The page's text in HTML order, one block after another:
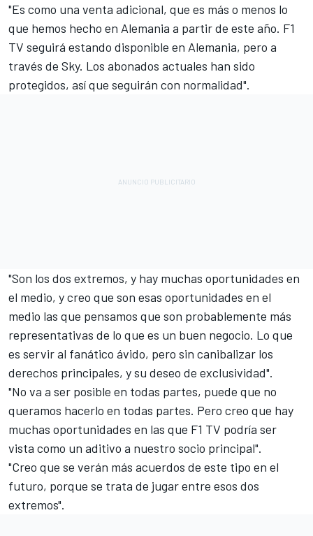
"Es como una venta adicional, que es más o menos lo
que hemos hecho en Alemania a partir de este año. F1
TV seguirá estando disponible en Alemania, pero a
través de Sky. Los abonados actuales han sido
protegidos, así que seguirán con normalidad".
"Son los dos extremos, y hay muchas oportunidades en
el medio, y creo que son esas oportunidades en el
medio las que pensamos que son probablemente más
representativas de lo que es un buen negocio. Lo que
es servir al fanático ávido, pero sin canibalizar los
derechos principales, y su deseo de exclusividad".
"No va a ser posible en todas partes, puede que no
queramos hacerlo en todas partes. Pero creo que hay
muchas oportunidades en las que F1 TV podría ser
vista como un aditivo a nuestro socio principal".
"Creo que se verán más acuerdos de este tipo en el
futuro, porque se trata de jugar entre esos dos
extremos".